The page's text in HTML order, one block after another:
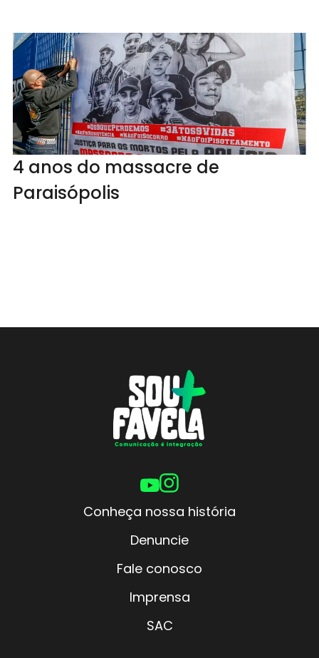
4 anos do massacre de
Paraisópolis
Conheça nossa história
Denuncie
Fale conosco
Imprensa
SAC